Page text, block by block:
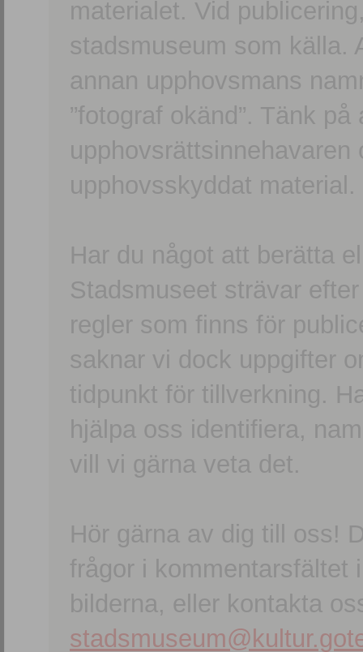
materialet. Vid
stadsmuseum som källa.
annan upphovsmans
”fotograf okänd”. Tänk
upphovsskyddat material.
Har du något att berätta
Stadsmuseet strävar
regler som finns för
saknar vi dock uppgifter
tidpunkt för tillverkning.
hjälpa oss identifiera,
vill vi gärna veta det.
Hör gärna av dig till oss!
frågor i kommentarsfältet
bilderna, eller kontakta